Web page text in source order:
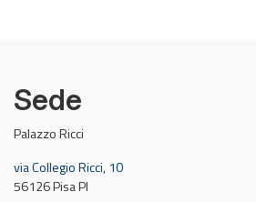
Sede
Palazzo Ricci
via Collegio Ricci, 10
56126 Pisa PI